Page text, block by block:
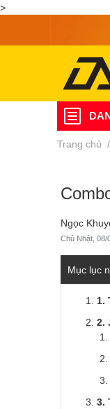
>
Trang chủ /
Ngọc
Chủ Nhật, 08/
Mục lục
1.
2.
3.